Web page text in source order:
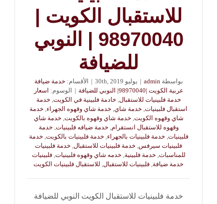
للاستقبال الكويت |
98970040 | النوبي
للضيافة
بواسطة admin
| يوليو 30th, 2019 | الأقسام: خدمة ضيافة
عربية الكويت |98970040| النوبي للضيافة
| الوسوم: اسعار
خدمة فلبينيات للاستقبال خادمة فلبينية في الكويت خدمة
استقبال فلبينيات خدمة شاي خدمة شاي وقهوه الجهراء خدمة
شاي وقهوه الكويت خدمة شاي وقهوه بالكويت خدمة شاي
وقهوه للاستقبال انستقرام خدمة ضيافه فلبينيات خدمة
فلبينيات خدمة فلبينيات بالجهراء خدمة فلبينيات بالكويت خدمة
فلبينيات سيرفس خدمة فلبينيات للاستقبال خدمة فلبينيات
للمناسبات خدمة فلبينية خدمه شاي وقهوه فلبينيات ,فلبينيات
خدمة ضيافة فلبينيات للاستقبال للاستقبال فلبينيات الكويت
خدمة فلبينيات للاستقبال الكويت النوبي للضيافة